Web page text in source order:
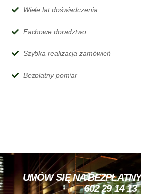
Wiele lat doświadczenia
Fachowe doradztwo
Szybka realizacja zamówień
Bezpłatny pomiar
UMÓW SIĘ NA
602 29 14 13